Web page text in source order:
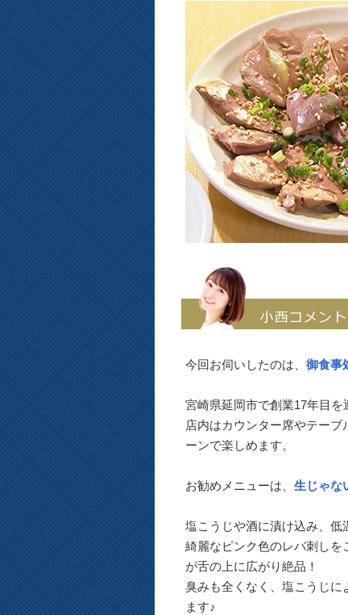
今回お伺いしたのは、 御食事
宮崎県延岡市で創業17年目を
店内はカウンター席やテー
ーンで楽しめます。
お勧めメニューは、 生じゃな
塩こうじや酒に漬け込み、低
綺麗なピンク色のレバ刺し
が舌の上に広がり絶品！
臭みも全くなく、塩こうじに
ます♪